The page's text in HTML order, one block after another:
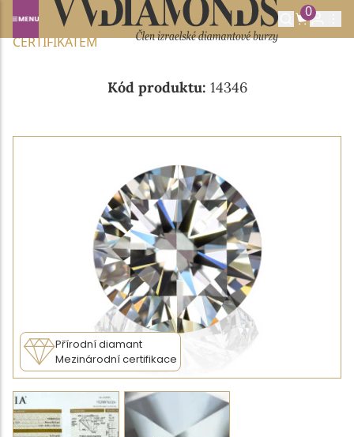
0
Domů NABÍDKA DIAMANTŮ
0.43CT F/VVS1 S GIA
CERTIFIKÁTEM
Kód produktu: 14346
Přírodní diamant
Mezinárodní certifikace